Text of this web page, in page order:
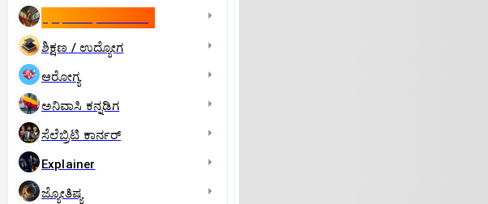
ಶಿಕ್ಷಣ / ಉದ್ಯೋಗ
ಆರೋಗ್ಯ
ಅನಿವಾಸಿ ಕನ್ನಡಿಗ
ಸೆಲೆಬ್ರಿಟಿ ಕಾರ್ನರ್‌
Explainer
ಜ್ಯೋತಿಷ್ಯ